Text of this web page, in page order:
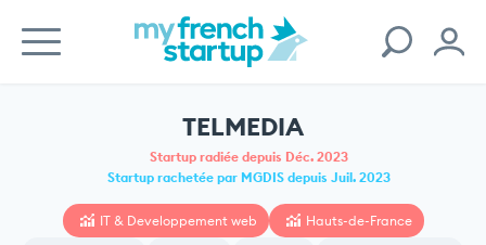
TELMEDIA
Startup radiée depuis Déc. 2023
Startup rachetée par MGDIS depuis Juil. 2023
IT & Developpement web Hauts-de-France